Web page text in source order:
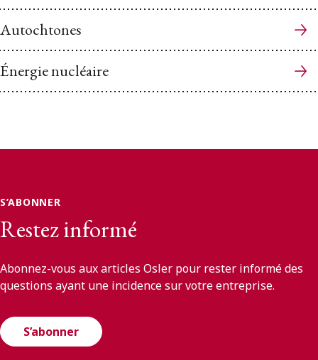
Autochtones
Énergie nucléaire
S’ABONNER
Restez informé
Abonnez-vous aux articles Osler pour rester informé des
questions ayant une incidence sur votre entreprise.
S’abonner